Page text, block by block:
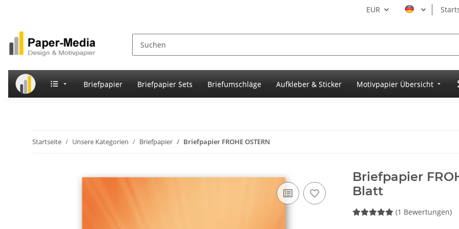
EUR
Briefpapier Briefpapier Sets Briefumschläge Aufkleber & Sticker Motivpapier Übersicht
Startseite Unsere Kategorien Briefpapier Briefpapier FROHE OSTERN
Briefpapier
Blatt
(1 Bewertungen)